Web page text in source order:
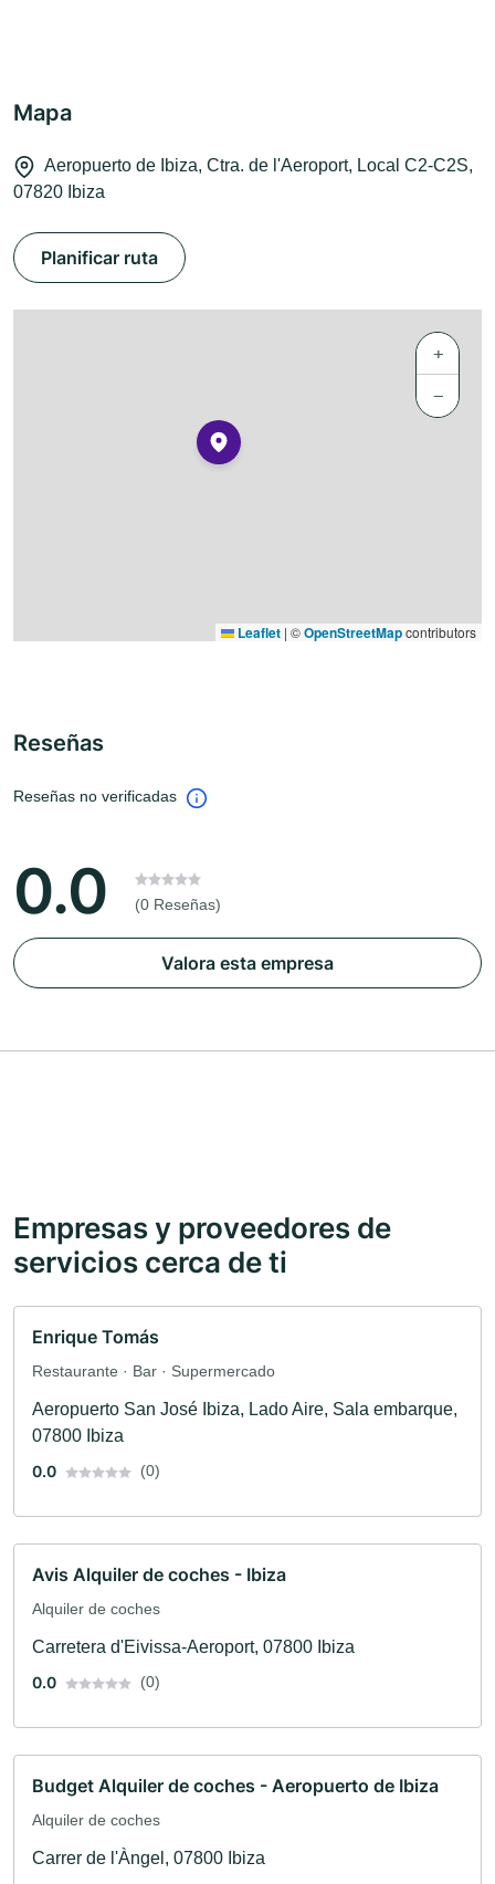
Mapa
Aeropuerto de Ibiza, Ctra. de l'Aeroport, Local C2-C2S,
07820 Ibiza
Planificar ruta
+
−
Leaflet | ©OpenStreetMapcontributors
Reseñas
Reseñas no verificadas
0.0 (0 Reseñas)
Valora esta empresa
Empresas y proveedores de
servicios cerca de ti
Enrique Tomás
Restaurante · Bar · Supermercado
Aeropuerto San José Ibiza, Lado Aire, Sala embarque,
07800 Ibiza
0.0
(0)
Avis Alquiler de coches - Ibiza
Alquiler de coches
Carretera d'Eivissa-Aeroport, 07800 Ibiza
0.0
(0)
Budget Alquiler de coches - Aeropuerto de Ibiza
Alquiler de coches
Carrer de l'Àngel, 07800 Ibiza